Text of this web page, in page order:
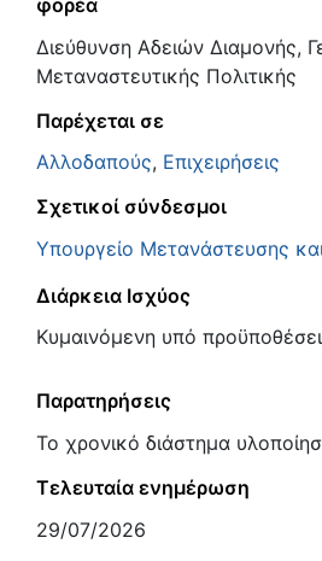
Διεύθυνση Αδειών Διαμονής,
Μεταναστευτικής Πολιτικής
Παρέχεται σε
Αλλοδαπούς, Επιχειρήσεις
Σχετικοί σύνδεσμοι
Υπουργείο Μετανάστευσης
Διάρκεια Ισχύος
Κυμαινόμενη υπό
Παρατηρήσεις
Το χρονικό διάστημα
Τελευταία ενημέρωση
29/07/2026